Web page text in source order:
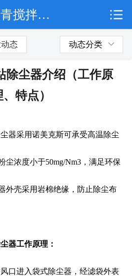
公司简介
沥青搅拌站除尘器介绍（工作原理、特点）
态 动态分类
除尘器介绍（工作原
特点）
采用诺美克斯可承受高温除尘
尘浓度小于50mg/Nm3，满足环保
外壳采用岩棉绝缘，防止除尘布
器工作原理：
进入袋式除尘器，经滤袋外表